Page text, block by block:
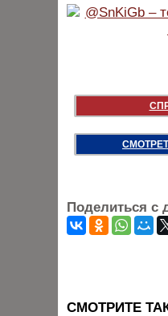
Поделиться с
CМОТРИТЕ